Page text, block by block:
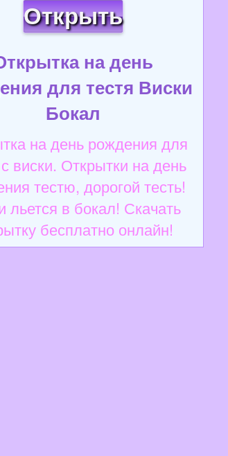
Открыть
на день
для тестя Виски
Бокал
на день рождения для
виски. Открытки на день
тестю, дорогой тесть!
льется в бокал! Скачать
бесплатно онлайн!